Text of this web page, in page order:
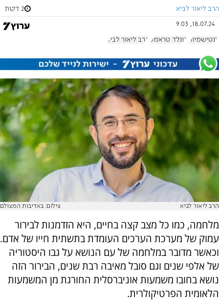
הרב ליאור לביא 2 דקות
18.07.24, 9:03
אנטישמיות דונלד טראמפ הרב ליאור לביא
הרב ליאור לביא צילום: באדיבות המצולם
מלחמה, כמו כל מצב קצה בחיים, היא הזדמנות לבירור
עמוק של מערכת הערכים העומדת בתשתית חייו של אדם.
וכאשר מדובר במלחמה של עם הנושא על גבו היסטוריה
של אלפי שנים וגם סובל מאיבה רבת שנים, הבירור הזה
נושא בחובו משמעות אוניברסלית החורגת מן המשמעות
הלאומית הפרטיקולרית.